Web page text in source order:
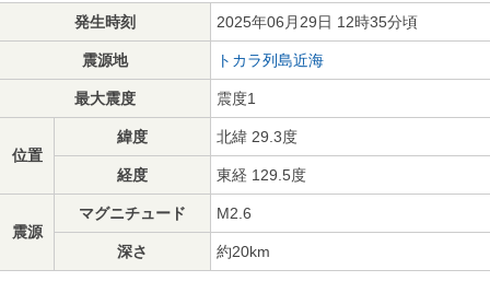
発生時刻 2025年06月29日 12時35分頃
震源地 トカラ列島近海
最大震度 震度1
位置
緯度 北緯 29.3度
経度 東経 129.5度
震源
マグニチュード M2.6
深さ 約20km